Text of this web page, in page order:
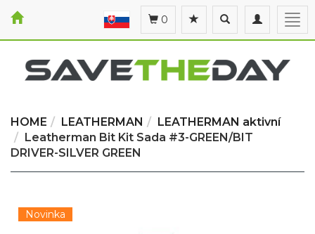
Toggle
navigation
Toggle
search
0
HOME LEATHERMAN
LEATHERMAN aktivní
Leatherman Bit Kit Sada #3-GREEN/BIT
DRIVER-SILVER GREEN
Novinka